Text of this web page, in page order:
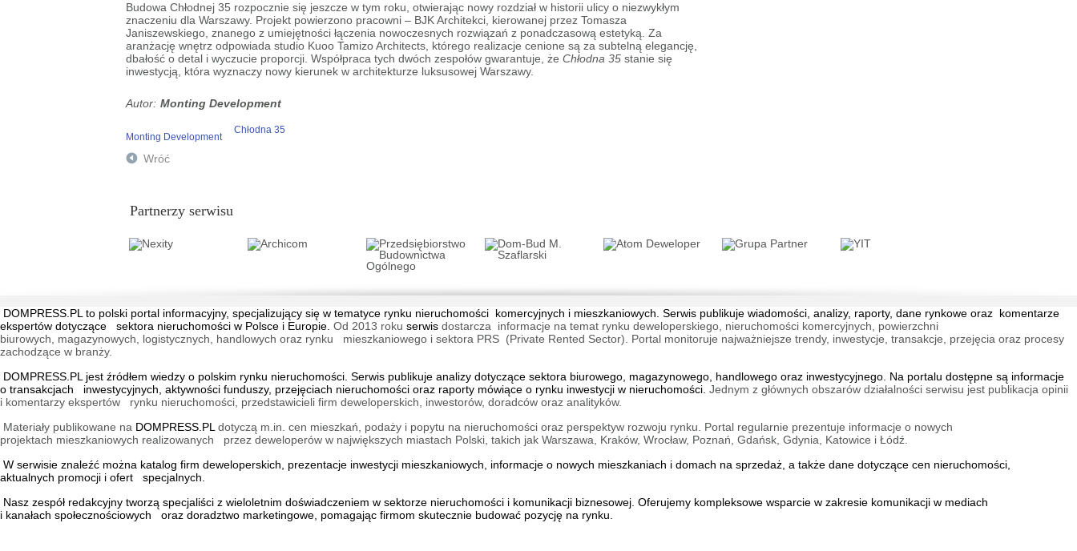
Budowa Chłodnej 35 rozpocznie się jeszcze w tym roku, otwierając nowy rozdział w historii ulicy o niezwykłym
znaczeniu dla Warszawy. Projekt powierzono pracowni – BJK Architekci, kierowanej przez Tomasza
Janiszewskiego, znanego z umiejętności łączenia nowoczesnych rozwiązań z ponadczasową estetyką. Za
aranżację wnętrz odpowiada studio Kuoo Tamizo Architects, którego realizacje cenione są za subtelną elegancję,
dbałość o detal i wyczucie proporcji. Współpraca tych dwóch zespołów gwarantuje, że Chłodna 35 stanie się
inwestycją, która wyznaczy nowy kierunek w architekturze luksusowej Warszawy.
Monting Development
Monting Development
Chłodna 35
Wróć
Partnerzy serwisu
DOMPRESS.PL to polski portal informacyjny, specjalizujący się w tematyce rynku nieruchomości komercyjnych i mieszkaniowych. Serwis publikuje wiadomości, analizy, raporty, dane rynkowe oraz komentarze
ekspertów dotyczące sektora nieruchomości w Polsce i Europie. Od 2013 roku serwis dostarcza informacje na temat rynku deweloperskiego, nieruchomości komercyjnych, powierzchni
biurowych, magazynowych, logistycznych, handlowych oraz rynku mieszkaniowego i sektora PRS (Private Rented Sector). Portal monitoruje najważniejsze trendy, inwestycje, transakcje, przejęcia oraz procesy
zachodzące w branży.
DOMPRESS.PL jest źródłem wiedzy o polskim rynku nieruchomości. Serwis publikuje analizy dotyczące sektora biurowego, magazynowego, handlowego oraz inwestycyjnego. Na portalu dostępne są informacje
o transakcjach inwestycyjnych, aktywności funduszy, przejęciach nieruchomości oraz raporty mówiące o rynku inwestycji w nieruchomości. Jednym z głównych obszarów działalności serwisu jest publikacja opinii
i komentarzy ekspertów rynku nieruchomości, przedstawicieli firm deweloperskich, inwestorów, doradców oraz analityków.
Materiały publikowane na DOMPRESS.PL dotyczą m.in. cen mieszkań, podaży i popytu na nieruchomości oraz perspektyw rozwoju rynku. Portal regularnie prezentuje informacje o nowych
projektach mieszkaniowych realizowanych przez deweloperów w największych miastach Polski, takich jak Warszawa, Kraków, Wrocław, Poznań, Gdańsk, Gdynia, Katowice i Łódź.
W serwisie znaleźć można katalog firm deweloperskich , prezentacje inwestycji mieszkaniowych, informacje o nowych mieszkaniach i domach na sprzedaż , a także dane dotyczące cen nieruchomości,
aktualnych promocji i ofert specjalnych.
Nasz zespół redakcyjny tworzą specjaliści z wieloletnim doświadczeniem w sektorze nieruchomości i komunikacji biznesowej. Oferujemy kompleksowe wsparcie w zakresie komunikacji w mediach
i kanałach społecznościowych oraz doradztwo marketingowe, pomagając firmom skutecznie budować pozycję na rynku.